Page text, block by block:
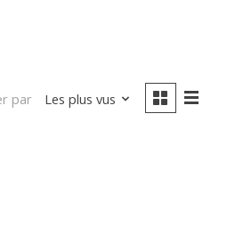
par Les plus vus